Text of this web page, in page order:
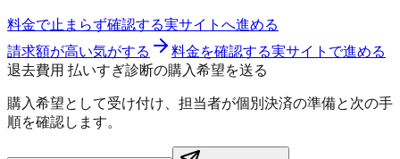
料金で止まらず確認する実サイトへ進める
請求額が高い気がする
料金を確認する実サイトで進める
退去費用 払いすぎ診断の購入希望を送る
購入希望として受け付け、担当者が個別決済の準備と次の手
順を確認します。